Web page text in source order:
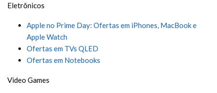
Eletrônicos
Apple no Prime Day: Ofertas em iPhones, MacBook e
Apple Watch
Ofertas em TVs QLED
Ofertas em Notebooks
Video Games